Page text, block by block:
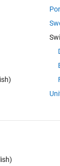
MathWorks, Inc.